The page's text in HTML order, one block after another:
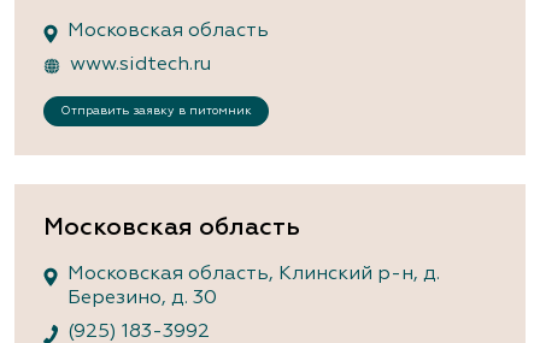
Московская область
www.sidtech.ru
Отправить заявку в питомник
Московская область
Московская область, Клинский р-н, д.
Березино, д. 30
(925) 183-3992